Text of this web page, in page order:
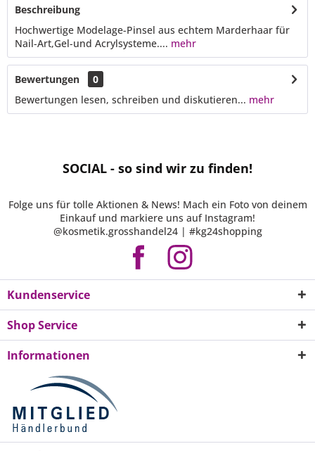
Beschreibung
Hochwertige Modelage-Pinsel aus echtem Marderhaar für
Nail-Art,Gel-und Acrylsysteme.... mehr
Bewertungen
0
Bewertungen lesen, schreiben und diskutieren... mehr
SOCIAL - so sind wir zu finden!
Folge uns für tolle Aktionen & News! Mach ein Foto von deinem
Einkauf und markiere uns auf Instagram!
@kosmetik.grosshandel24 | #kg24shopping
Kundenservice
Shop Service
Informationen